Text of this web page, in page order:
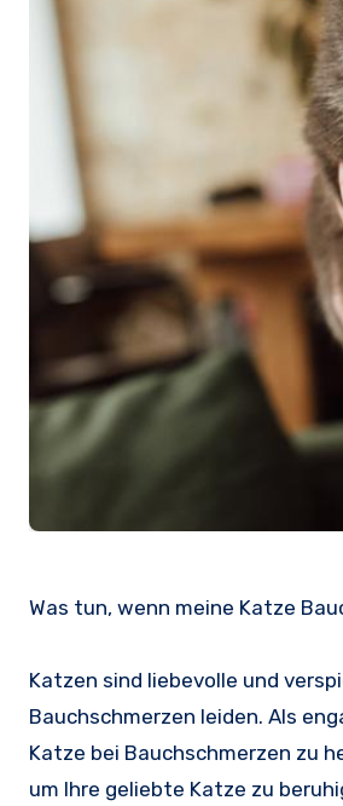
Was tun, wenn meine Katze
Katzen sind liebevolle und
Bauchschmerzen leiden. Als
Katze bei Bauchschmerzen zu
um Ihre geliebte Katze zu